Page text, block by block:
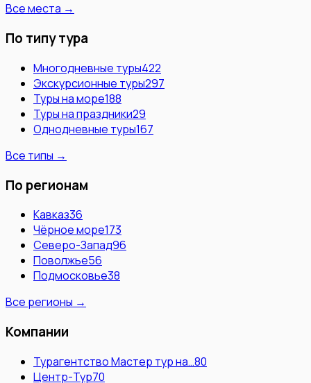
Все места →
По типу тура
Многодневные туры422
Экскурсионные туры297
Туры на море188
Туры на праздники29
Однодневные туры167
Все типы →
По регионам
Кавказ36
Чёрное море173
Северо-Запад96
Поволжье56
Подмосковье38
Все регионы →
Компании
Турагентство Мастер тур на…80
Центр-Тур70